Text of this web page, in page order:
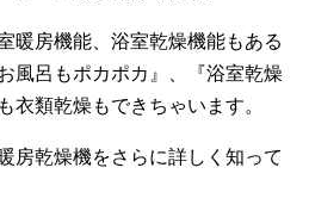
暖房機能、浴室乾燥機能もある
風呂もポカポカ』、『浴室乾燥
衣類乾燥もできちゃいます。
房乾燥機をさらに詳しく知って